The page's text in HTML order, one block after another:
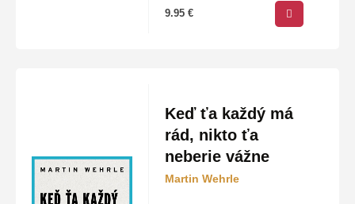
9.95€
Keď ťa každý má
rád, nikto ťa
neberie vážne
Martin Wehrle